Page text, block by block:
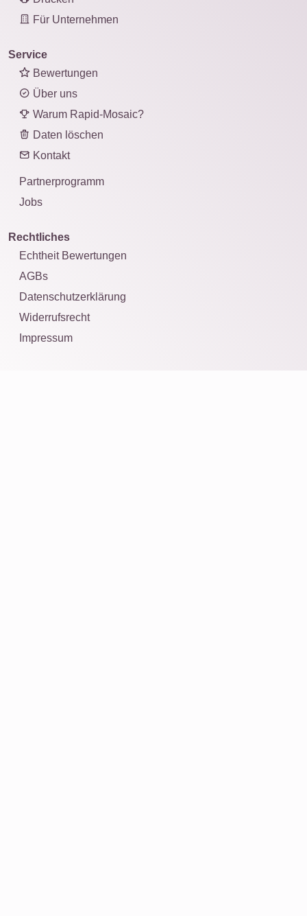
Für Unternehmen
Service
Bewertungen
Über uns
Warum Rapid-Mosaic?
Daten löschen
Kontakt
Partnerprogramm
Jobs
Rechtliches
Echtheit Bewertungen
AGBs
Datenschutzerklärung
Widerrufsrecht
Impressum